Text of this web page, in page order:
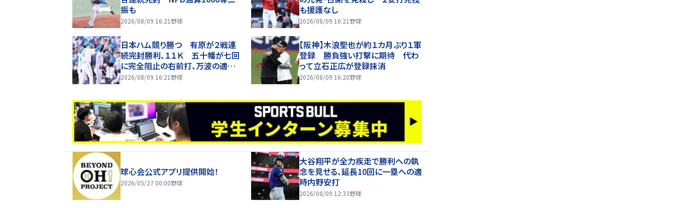
振も
2026/08/09 16:21 野球
も援護なし
2026/08/09 16:21 野球
日本ハム競り勝つ 有原が２戦連
続完封勝利、１１Ｋ 五十幡が七回
に完全阻止の右前打、万波の適時
内野安打で得点
2026/08/09 16:21 野球
【阪神】木浪聖也が約１カ月ぶり１軍
登録 勝負強い打撃に期待 代わ
って立石正広が登録抹消
2026/08/09 16:20野球
球心会公式アプリ提供開始！
2026/05/27 00:00野球
大谷翔平が全力疾走で勝利への執
念を見せる、延長10回に一塁への適
時内野安打
2026/08/09 12:33野球